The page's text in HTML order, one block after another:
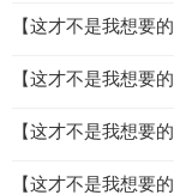
【这才不是我想要
【这才不是我想要
【这才不是我想要
【这才不是我想要